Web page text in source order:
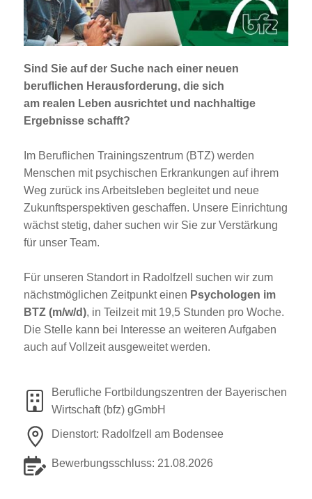
Jobportal
Presse und Medien
bbw e. V.
Presse
News Archiv
Sind Sie auf der Suche nach einer neuen
beruflichen Herausforderung, die sich
am realen Leben ausrichtet und nachhaltige
Ergebnisse schafft?
Im Beruflichen Trainingszentrum (BTZ) werden
Menschen mit psychischen Erkrankungen auf ihrem
Weg zurück ins Arbeitsleben begleitet und neue
Zukunftsperspektiven geschaffen. Unsere Einrichtung
wächst stetig, daher suchen wir Sie zur Verstärkung
für unser Team.
Für unseren Standort in Radolfzell suchen wir zum
nächstmöglichen Zeitpunkt einen Psychologen im
BTZ (m/w/d), in Teilzeit mit 19,5 Stunden pro Woche.
Die Stelle kann bei Interesse an weiteren Aufgaben
auch auf Vollzeit ausgeweitet werden.
Berufliche Fortbildungszentren der Bayerischen
Wirtschaft (bfz) gGmbH
Dienstort: Radolfzell am Bodensee
Bewerbungsschluss: 21.08.2026